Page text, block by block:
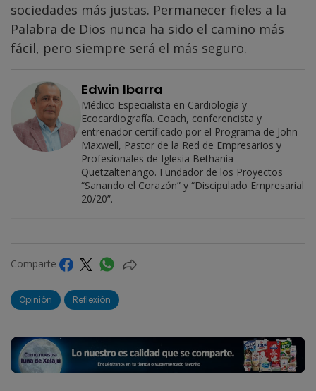
sociedades más justas. Permanecer fieles a la
Palabra de Dios nunca ha sido el camino más
fácil, pero siempre será el más seguro.
Edwin Ibarra
Médico Especialista en Cardiología y
Ecocardiografía. Coach, conferencista y
entrenador certificado por el Programa de John
Maxwell, Pastor de la Red de Empresarios y
Profesionales de Iglesia Bethania
Quetzaltenango. Fundador de los Proyectos
“Sanando el Corazón” y “Discipulado Empresarial
20/20”.
Comparte
Opinión Reflexión